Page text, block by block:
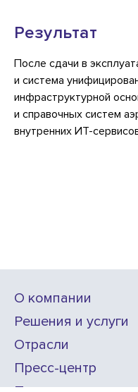
Результат
После сдачи в
и система
инфраструктурной
и справочных систем
внутренних ИТ-
О компании
Решения и услуги
Отрасли
Пресс-центр